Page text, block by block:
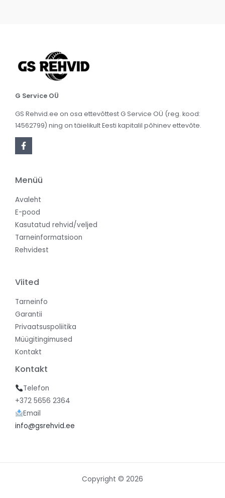
G Service OÜ
GS Rehvid.ee on osa ettevõttest G Service OÜ (reg. kood:
14562799) ning on täielikult Eesti kapitalil põhinev ettevõte.
Menüü
Avaleht
E-pood
Kasutatud rehvid/veljed
Tarneinformatsioon
Rehvidest
Viited
Tarneinfo
Garantii
Privaatsuspoliitika
Müügitingimused
Kontakt
Kontakt
Telefon
+372 5656 2364
Email
info@gsrehvid.ee
Copyright © 2026